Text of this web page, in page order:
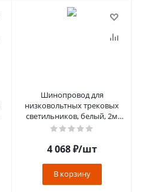
Шинопровод для
низковольтных трековых
светильников, белый, 2м
накладной/подвесной,
4 068₽/шт
В корзину